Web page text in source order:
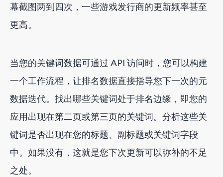
幕截图两到四次，一些游戏发行商的更新频率甚至
更高。
当您的关键词数据可通过 API 访问时，您可以构建
一个工作流程，让排名数据直接指导您下一次的元
数据迭代。找出哪些关键词处于排名边缘，即您的
应用出现在第二页或第三页的关键词。分析这些关
键词是否出现在您的标题、副标题或关键词字段
中。如果没有，这就是您下次更新可以弥补的不足
之处。